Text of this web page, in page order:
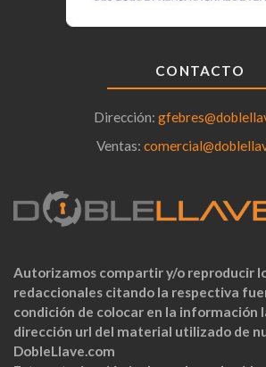
CONTACTO
Dirección:
Ventas:
Autorizamos compartir y/o reproducir
redaccionales citando la respectiva
condición de colocar en la información
dirección url del material utilizado de
DobleLlave.com